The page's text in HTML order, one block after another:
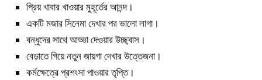
প্রিয় খাবার খাওয়ার মুহূর্তের আনন্দ।
একটি মজার সিনেমা দেখার পর ভালো লাগা।
বন্ধুদের সাথে আড্ডা দেওয়ার উচ্ছ্বাস।
বেড়াতে গিয়ে নতুন জায়গা দেখার উত্তেজনা।
কর্মক্ষেত্রে প্রশংসা পাওয়ার তৃপ্তি।